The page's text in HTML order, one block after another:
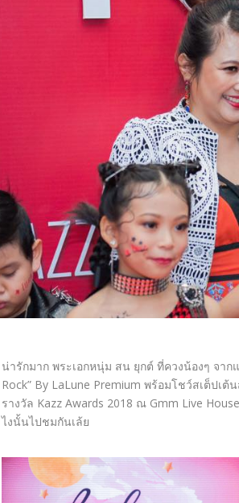
น่ารักมาก พระเอกหนุ่ม สน ยุกต์ ที่ควงน้องๆ จาก
Rock” By LaLune Premium พร้อมโชว์สเต็ปเต้
รางวัล Kazz Awards 2018 ณ Gmm Live House
ไงนั้นไปชมกันเล้ย